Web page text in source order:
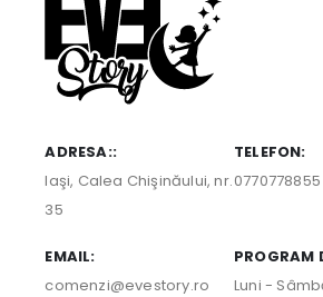
ADRESA::
Iaşi, Calea Chişinăului, nr.
35
TELEFON:
0770778855
EMAIL:
comenzi@evestory.ro
PROGRAM
Luni -